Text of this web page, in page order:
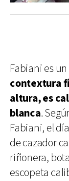
Fabiani es
contextura
altura, es
blanca.
Fabiani, el
de cazador
riñonera,
escopeta